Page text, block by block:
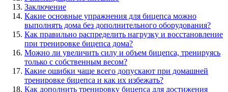
Заключение
Какие основные упражнения для бицепса можно
выполнять дома без дополнительного оборудования?
Как правильно распределить нагрузку и восстановление
при тренировке бицепса дома?
Можно ли увеличить силу и объем бицепса, тренируясь
только с собственным весом?
Какие ошибки чаще всего допускают при домашней
тренировке бицепса и как их избежать?
Как дополнить тренировку бицепса для достижения